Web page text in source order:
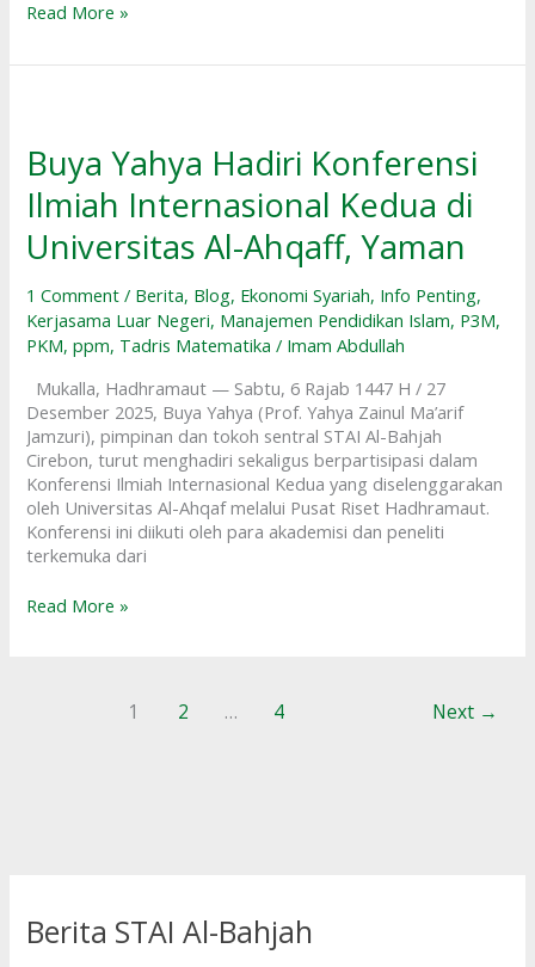
Read More »
Buya Yahya Hadiri Konferensi
Ilmiah Internasional Kedua di
Universitas Al-Ahqaff, Yaman
1 Comment / Berita, Blog, Ekonomi Syariah, Info Penting,
Kerjasama Luar Negeri, Manajemen Pendidikan Islam, P3M,
PKM,ppm, Tadris Matematika / Imam Abdullah
Mukalla, Hadhramaut — Sabtu, 6 Rajab 1447 H / 27
Desember 2025, Buya Yahya (Prof. Yahya Zainul Ma’arif
Jamzuri), pimpinan dan tokoh sentral STAI Al-Bahjah
Cirebon, turut menghadiri sekaligus berpartisipasi dalam
Konferensi Ilmiah Internasional Kedua yang diselenggarakan
oleh Universitas Al-Ahqaf melalui Pusat Riset Hadhramaut.
Konferensi ini diikuti oleh para akademisi dan peneliti
terkemuka dari
Hadiri
Konferensi
Ilmiah
Internasional
Kedua
Universitas
Al-
Ahqaff,
Yaman
Read More »
1 2 … 4 Next →
Berita STAI Al-Bahjah